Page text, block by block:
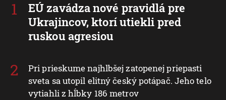
EÚ zavádza nové pravidlá pre
Ukrajincov, ktorí utiekli pred
ruskou agresiou
Pri prieskume najhlbšej zatopenej priepasti
sveta sa utopil elitný český potápač. Jeho telo
vytiahli z hĺbky 186 metrov